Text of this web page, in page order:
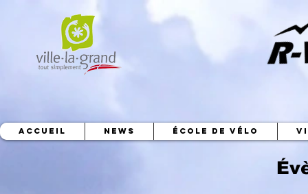
ACCUEIL News ÉCOLE DE VÉLO